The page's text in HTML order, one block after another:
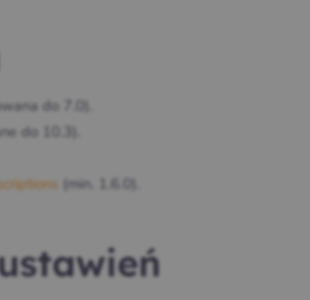
do 7.0).
do 10.3).
(min. 1.6.0).